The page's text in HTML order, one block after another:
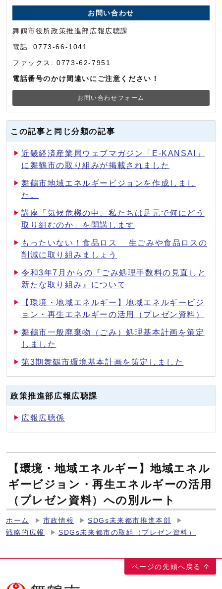
お問い合わせ
舞鶴市役所政策推進部広報広聴課
電話: 0773-66-1041
ファックス: 0773-62-7951
電話番号のかけ間違いにご注意ください！
お問い合わせフォーム
この記事と同じ分類の記事
近畿経済産業局ウェブマガジン「E-KANSAI」
に舞鶴市の取り組みが掲載されました
舞鶴市地域エネルギービジョンを作成しまし
た。
講座「気候危機の中、私たちは足元で何にどう
取り組むのか」を開講します
もったいない！食品ロス 生ごみや食品ロスの
削減に取り組みましょう
令和3年7月からの『ごみ処理手数料の見直しと
新たな取り組み』について
【環境・地域エネルギー】地域エネルギービジ
ョン・再生エネルギーの活用（プレゼン資料）
舞鶴市一般廃棄物（ごみ）処理基本計画を策定
しました
第3期舞鶴市環境基本計画を策定しました
政策推進部広報広聴課
広報広聴係
【環境・地域エネルギー】地域エネル
ギービジョン・再生エネルギーの活用
（プレゼン資料）への別ルート
ホーム 市政情報
SDGs未来都市推進本部
戦略的広報
SDGs未来都市の取組（プレゼン資料）
ページの先頭へ戻る